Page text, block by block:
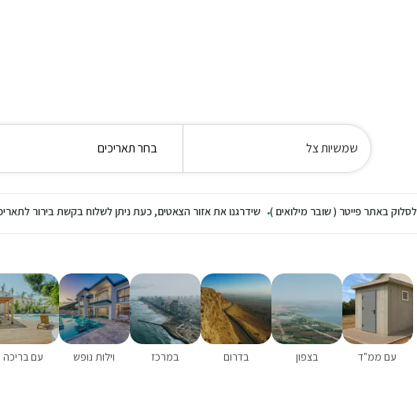
שמשיות צל בחר תאריכים
לסלוק באתר פייטר ( שובר מילואים ) שידרגנו את אזור הצאטים, כעת ניתן לשלוח בקשת בירור
עם ממ"ד בצפון בדרום במרכז וילות נופש עם בריכה